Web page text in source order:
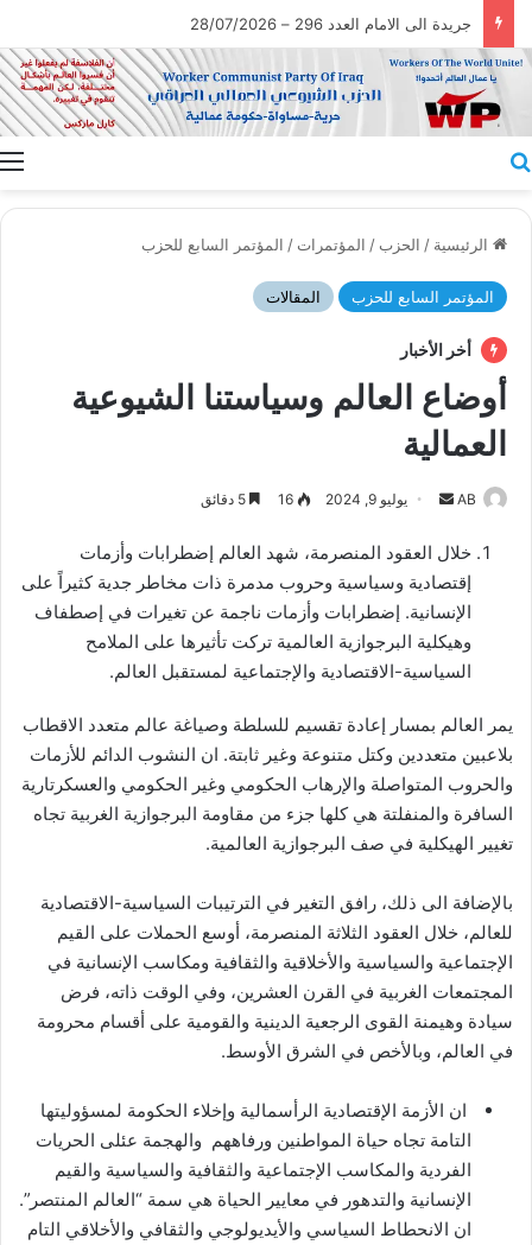
جريدة الى الامام العدد 296 – 28/07/2026
الرئيسية / الحزب / المؤتمرات / المؤتمر السابع للحزب
المؤتمر السابع للحزب المقالات
أخر الأخبار
أوضاع العالم وسياستنا الشيوعية
العمالية
AB
أرسل
إلكترونيا
يوليو 9, 2024 16
خلال العقود المنصرمة، شهد العالم إضطرابات وأزمات
إقتصادية وسياسية وحروب مدمرة ذات مخاطر جدية كثيراً على
الإنسانية. إضطرابات وأزمات ناجمة عن تغيرات في إصطفاف
وهيكلية البرجوازية العالمية تركت تأثيرها على الملامح
السياسية-الاقتصادية والإجتماعية لمستقبل العالم.
يمر العالم بمسار إعادة تقسيم للسلطة وصياغة عالم متعدد الاقطاب
بلاعبين متعددين وكتل متنوعة وغير ثابتة. ان النشوب الدائم للأزمات
والحروب المتواصلة والإرهاب الحكومي وغير الحكومي والعسكرتارية
السافرة والمنفلتة هي كلها جزء من مقاومة البرجوازية الغربية تجاه
تغيير الهيكلية في صف البرجوازية العالمية.
بالإضافة الى ذلك، رافق التغير في الترتيبات السياسية-الاقتصادية
للعالم، خلال العقود الثلاثة المنصرمة، أوسع الحملات على القيم
الإجتماعية والسياسية والأخلاقية والثقافية ومكاسب الإنسانية في
المجتمعات الغربية في القرن العشرين، وفي الوقت ذاته، فرض
سيادة وهيمنة القوى الرجعية الدينية والقومية على أقسام محرومة
في العالم، وبالأخص في الشرق الأوسط.
ان الأزمة الإقتصادية الرأسمالية وإخلاء الحكومة لمسؤوليتها
التامة تجاه حياة المواطنين ورفاههم والهجمة عئلى الحريات
الفردية والمكاسب الإجتماعية والثقافية والسياسية والقيم
الإنسانية والتدهور في معايير الحياة هي سمة “العالم المنتصر”.
ان الانحطاط السياسي والأيديولوجي والثقافي والأخلاقي التام